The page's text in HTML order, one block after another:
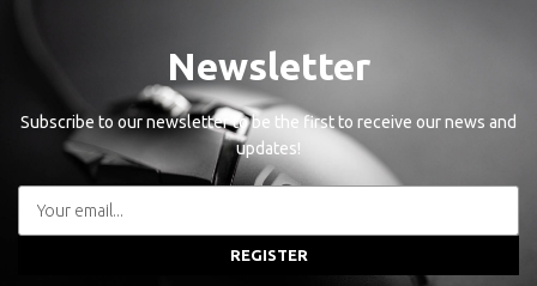
Newsletter
Subscribe to our newsletter to be the first to receive our news and
updates!
REGISTER